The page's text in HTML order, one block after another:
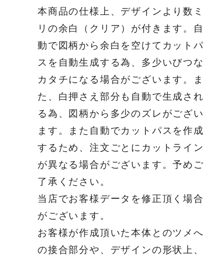
本商品の仕様上、デザインより数ミ
リの余白（クリア）が付きます。自
動で図柄から余白を空けてカットパ
スを自動生成する為、多少いびつな
カタチになる場合がございます。ま
た、白押さえ部分も自動で生成され
る為、図柄から多少のズレがござい
ます。また自動でカットパスを作成
するため、注文ごとにカットライン
が異なる場合がございます。予めご
了承ください。
当店でお客様データを修正頂く場合
がございます。
お客様が作成頂いた本体とのツメへ
の接合部分や、デザインの形状上、